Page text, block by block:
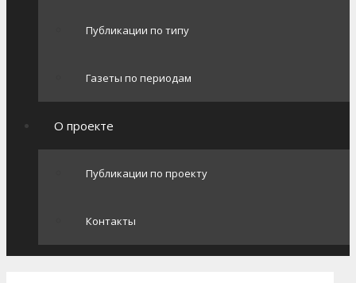
Публикации по типу
Газеты по периодам
О проекте
Публикации по проекту
Контакты